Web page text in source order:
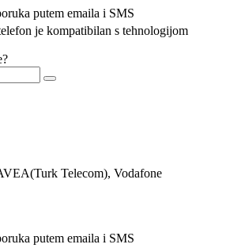
putem emaila i SMS
je kompatibilan s tehnologijom
Telecom), Vodafone
putem emaila i SMS